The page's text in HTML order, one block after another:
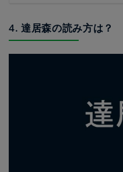
4. 達居森の読み方は？